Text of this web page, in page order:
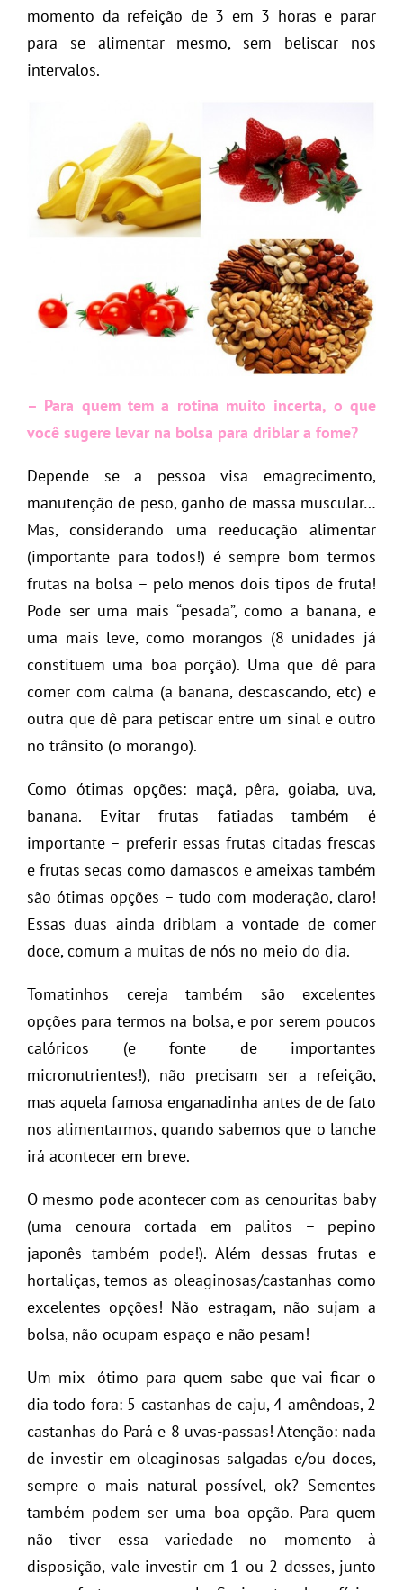
momento da refeição de 3 em 3 horas e parar
para se alimentar mesmo, sem beliscar nos
intervalos.
– Para quem tem a rotina muito incerta, o que
você sugere levar na bolsa para driblar a fome?
Depende se a pessoa visa emagrecimento,
manutenção de peso, ganho de massa muscular…
Mas, considerando uma reeducação alimentar
(importante para todos!) é sempre bom termos
frutas na bolsa – pelo menos dois tipos de fruta!
Pode ser uma mais “pesada”, como a banana, e
uma mais leve, como morangos (8 unidades já
constituem uma boa porção). Uma que dê para
comer com calma (a banana, descascando, etc) e
outra que dê para petiscar entre um sinal e outro
no trânsito (o morango).
Como ótimas opções: maçã, pêra, goiaba, uva,
banana. Evitar frutas fatiadas também é
importante – preferir essas frutas citadas frescas
e frutas secas como damascos e ameixas também
são ótimas opções – tudo com moderação, claro!
Essas duas ainda driblam a vontade de comer
doce, comum a muitas de nós no meio do dia.
Tomatinhos cereja também são excelentes
opções para termos na bolsa, e por serem poucos
calóricos (e fonte de importantes
micronutrientes!), não precisam ser a refeição,
mas aquela famosa enganadinha antes de de fato
nos alimentarmos, quando sabemos que o lanche
irá acontecer em breve.
O mesmo pode acontecer com as cenouritas baby
(uma cenoura cortada em palitos – pepino
japonês também pode!). Além dessas frutas e
hortaliças, temos as oleaginosas/castanhas como
excelentes opções! Não estragam, não sujam a
bolsa, não ocupam espaço e não pesam!
Um mix ótimo para quem sabe que vai ficar o
dia todo fora: 5 castanhas de caju, 4 amêndoas, 2
castanhas do Pará e 8 uvas-passas! Atenção: nada
de investir em oleaginosas salgadas e/ou doces,
sempre o mais natural possível, ok? Sementes
também podem ser uma boa opção. Para quem
não tiver essa variedade no momento à
disposição, vale investir em 1 ou 2 desses, junto